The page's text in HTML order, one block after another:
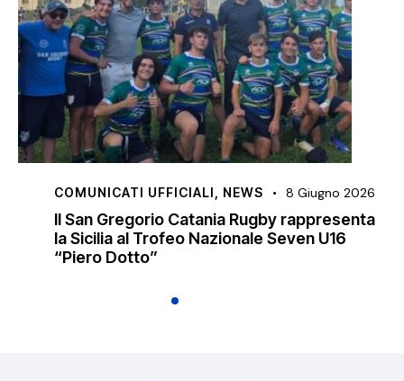
COMUNICATI UFFICIALI NEWS 8 Giugno 2026
Il San Gregorio Catania Rugby rappresenta
la Sicilia al Trofeo Nazionale Seven U16
“Piero Dotto”